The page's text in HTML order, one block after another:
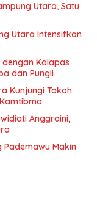
Utara, Satu
Utara Intensifkan
Kalapas
dan Pungli
Kunjungi Tokoh
Anggraini,
Pademawu Makin